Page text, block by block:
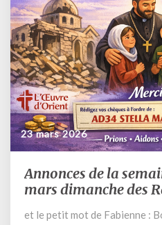
23 mars 2026
Annonces
de
semaine
Annonces de la
mars dimanche des
et le petit mot de Fabienne :